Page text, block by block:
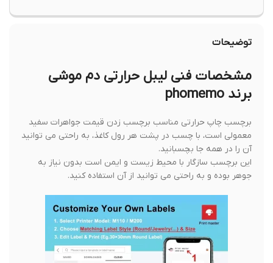
توضیحات
مشخصات فنی لیبل حرارتی دم موشی
برند phomemo
برچسب چاپ حرارتی مناسب برچسب زدن قیمت جواهرات سفید
معمولی است، با چسب در پشت هر رول کاغذ، به راحتی می توانید
آن را در همه جا بچسبانید.
این برچسب سازگار با محیط زیست و ایمن است بدون نیاز به
جوهر بوده و به راحتی می توانید از آن استفاده کنید.